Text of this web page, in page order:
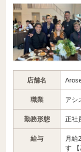
店舗名
職業 アシ
勤務形態 正社
給与
月給
す 【